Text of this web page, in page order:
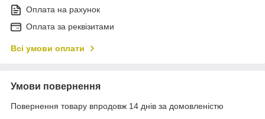
Оплата на рахунок
Оплата за реквізитами
Всі умови оплати
Умови повернення
Повернення товару впродовж 14 днів за домовленістю